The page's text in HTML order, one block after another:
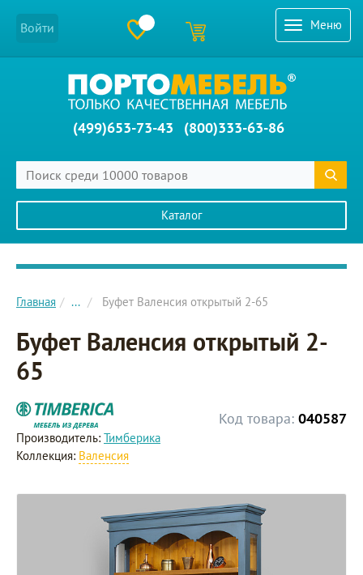
Меню
Войти
(499)653-73-43 (800)333-63-86
Каталог
Главное меню сайта
Главная ... Буфет Валенсия открытый 2-65
Буфет Валенсия открытый 2-
65
Код товара: 040587
Производитель: Тимберика
Коллекция: Валенсия